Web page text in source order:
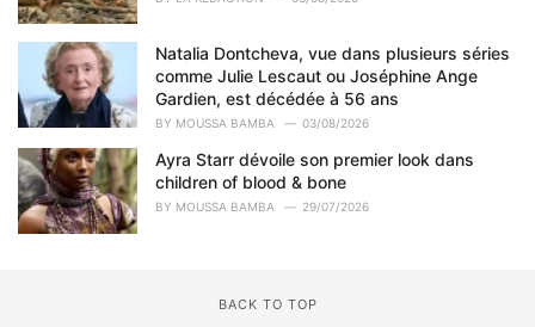
Natalia Dontcheva, vue dans plusieurs séries
comme Julie Lescaut ou Joséphine Ange
Gardien, est décédée à 56 ans
BY MOUSSA BAMBA 03/08/2026
Ayra Starr dévoile son premier look dans
children of blood & bone
BY MOUSSA BAMBA 29/07/2026
BACK TO TOP